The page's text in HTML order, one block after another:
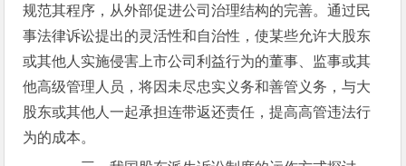
规范其程序，从外部促进公司治理结构的完善。通过民
事法律诉讼提出的灵活性和自治性，使某些允许大股东
或其他人实施侵害上市公司利益行为的董事、监事或其
他高级管理人员，将因未尽忠实义务和善管义务，与大
股东或其他人一起承担连带返还责任，提高高管违法行
为的成本。